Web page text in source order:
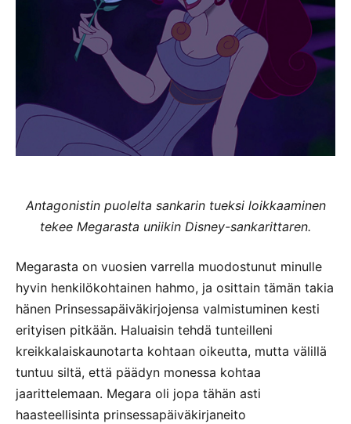
Antagonistin puolelta sankarin tueksi loikkaaminen
tekee Megarasta uniikin Disney-sankarittaren.
Megarasta on vuosien varrella muodostunut minulle
hyvin henkilökohtainen hahmo, ja osittain tämän takia
hänen Prinsessapäiväkirjojensa valmistuminen kesti
erityisen pitkään. Haluaisin tehdä tunteilleni
kreikkalaiskaunotarta kohtaan oikeutta, mutta välillä
tuntuu siltä, että päädyn monessa kohtaa
jaarittelemaan. Megara oli jopa tähän asti
haasteellisinta prinsessapäiväkirjaneito